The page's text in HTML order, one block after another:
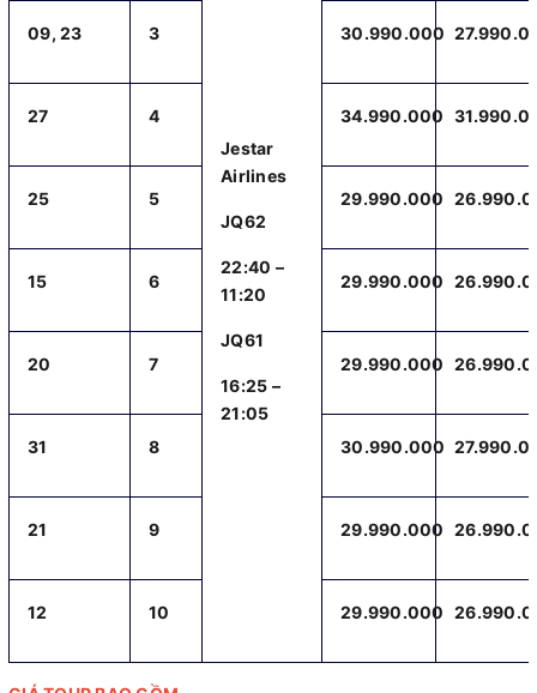
Jestar
Airlines
JQ62
22:40 –
11:20
JQ61
16:25 –
21:05
09, 23 3 30.990.000
27 4 34.990.000
25 5 29.990.000
15 6 29.990.000
20 7 29.990.000
31 8 30.990.000
21 9 29.990.000
12 10 29.990.000